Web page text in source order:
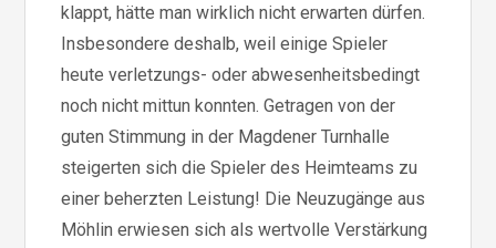
klappt, hätte man wirklich nicht erwarten dürfen.
Insbesondere deshalb, weil einige Spieler
heute verletzungs- oder abwesenheitsbedingt
noch nicht mittun konnten. Getragen von der
guten Stimmung in der Magdener Turnhalle
steigerten sich die Spieler des Heimteams zu
einer beherzten Leistung! Die Neuzugänge aus
Möhlin erwiesen sich als wertvolle Verstärkung